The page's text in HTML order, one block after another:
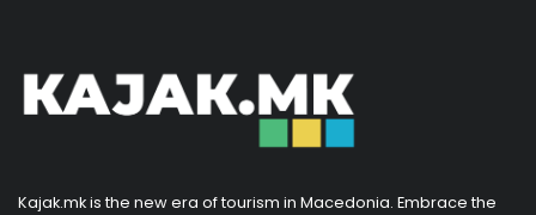
Kajak.mk is the new era of tourism in Macedonia. Embrace the